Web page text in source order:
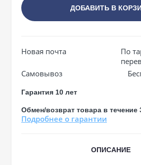
ДОБАВИТЬ В
Новая почта
По
Самовывоз
Гарантия 10 лет
Обмен/возврат товара в течение
Подробнее о гарантии
ОПИСАНИЕ